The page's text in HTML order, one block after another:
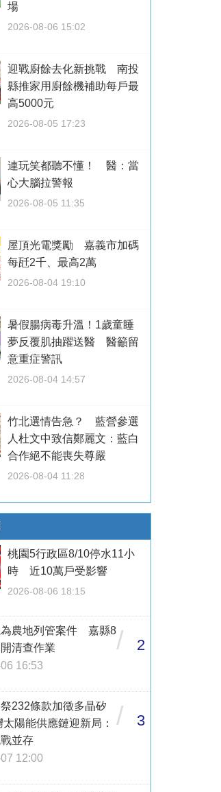
場
2026-08-06 15:02
迎戰廚餘去化新挑戰 南投
縣推家用廚餘機補助每戶最
高5000元
2026-08-05 17:23
連玩笑都聽不懂！ 醫：當
心大腦拉警報
2026-08-05 11:35
屋頂光電獎勵 嘉義市加碼
每瓩2千、最高2萬
2026-08-04 19:10
暑假腸病毒升溫！1歲童睡
夢反覆肌抽躍送醫 醫籲留
意重症警訊
2026-08-04 14:57
竹北選情告急？ 藍營參選
人杜文中致信鄭麗文：藍白
合作絕不能喪失尊嚴
2026-08-04 11:28
桃園5行政區8/10停水11小
時 近10萬戶受影響
2026-08-06 18:15
為農地列管案件 嘉縣8
清查作業
16:53
/ 2
232條款加徵多晶矽
陽能供應鏈迎新局：
並存
12:00
/ 3